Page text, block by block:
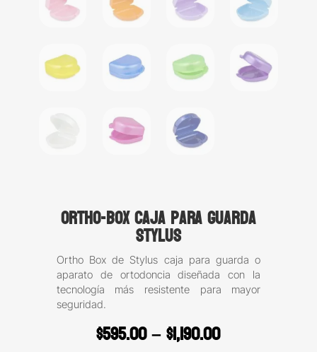
Ortho-Box caja para guarda
Stylus
Ortho Box de Stylus caja para guarda o
aparato de ortodoncia diseñada con la
tecnología más resistente para mayor
seguridad.
$595.00–$1,190.00Price